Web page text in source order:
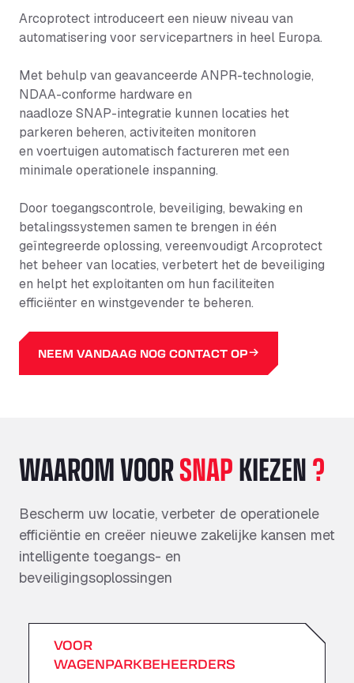
Arcoprotect introduceert een nieuw niveau van
automatisering voor servicepartners in heel Europa.
Met behulp van geavanceerde ANPR-technologie,
NDAA-conforme hardware en
naadloze SNAP-integratie kunnen locaties het
parkeren beheren, activiteiten monitoren
en voertuigen automatisch factureren met een
minimale operationele inspanning.
Door toegangscontrole, beveiliging, bewaking en
betalingssystemen samen te brengen in één
geïntegreerde oplossing, vereenvoudigt Arcoprotect
het beheer van locaties, verbetert het de beveiliging
en helpt het exploitanten om hun faciliteiten
efficiënter en winstgevender te beheren.
NEEM VANDAAG NOG CONTACT OP
WAAROM VOORSNAPKIEZEN?
Bescherm uw locatie, verbeter de operationele
efficiëntie en creëer nieuwe zakelijke kansen met
intelligente toegangs- en
beveiligingsoplossingen
VOOR
WAGENPARKBEHEERDERS